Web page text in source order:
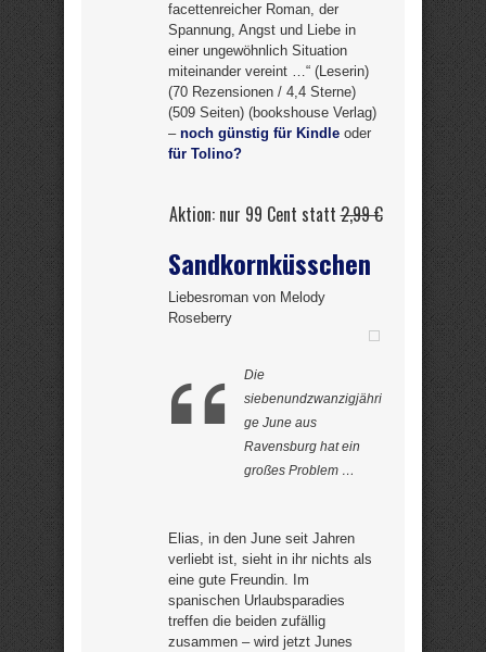
facettenreicher Roman, der
Spannung, Angst und Liebe in
einer ungewöhnlich Situation
miteinander vereint …“ (Leserin)
(70 Rezensionen / 4,4 Sterne)
(509 Seiten) (bookshouse Verlag)
– noch günstig für Kindle oder
für Tolino?
Aktion: nur 99 Cent statt2,99 €
Sandkornküsschen
Liebesroman von Melody
Roseberry
Die
siebenundzwanzigjähri
ge June aus
Ravensburg hat ein
großes Problem …
Elias, in den June seit Jahren
verliebt ist, sieht in ihr nichts als
eine gute Freundin. Im
spanischen Urlaubsparadies
treffen die beiden zufällig
zusammen – wird jetzt Junes